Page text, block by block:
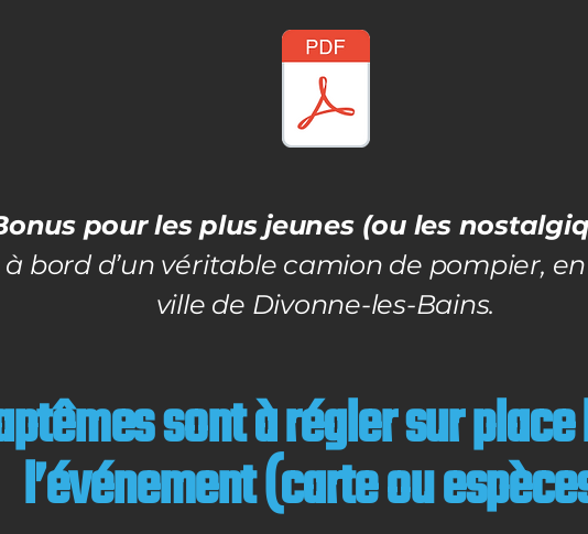
pour les plus jeunes (ou les
bord d’un véritable camion de pompier,
ville de Divonne-les-Bains.
sont à régler sur
l’événement (carte ou